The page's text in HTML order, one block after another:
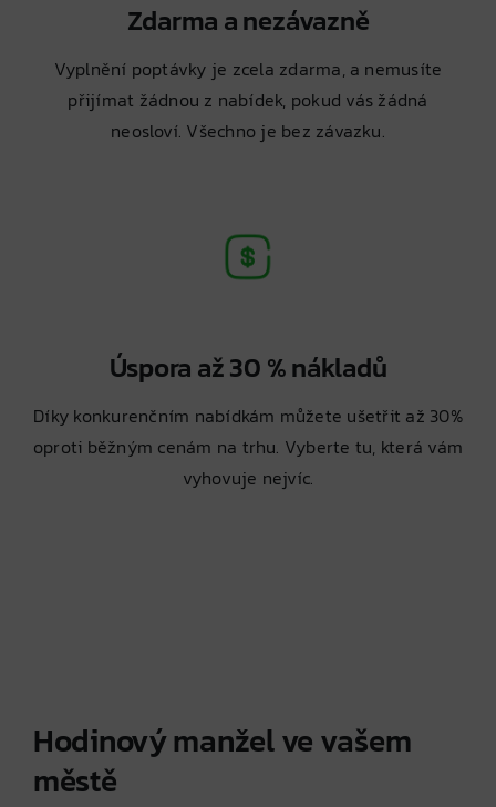
Zdarma a nezávazně
Vyplnění poptávky je zcela zdarma, a nemusíte
přijímat žádnou z nabídek, pokud vás žádná
neosloví. Všechno je bez závazku.
Úspora až 30 % nákladů
Díky konkurenčním nabídkám můžete ušetřit až 30%
oproti běžným cenám na trhu. Vyberte tu, která vám
vyhovuje nejvíc.
Hodinový manžel ve vašem
městě